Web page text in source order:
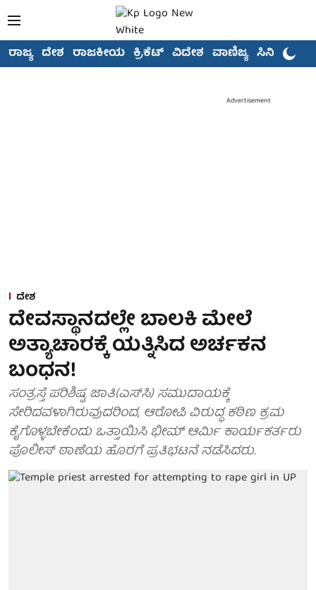
ರಾಜ್ಯ ದೇಶ ರಾಜಕೀಯ ಕ್ರಿಕೆಟ್ ವಿದೇಶ ವಾಣಿಜ್ಯ ಸಿನಿಮಾ
Advertisement
ದೇಶ
ದೇವಸ್ಥಾನದಲ್ಲೇ ಬಾಲಕಿ ಮೇಲೆ
ಅತ್ಯಾಚಾರಕ್ಕೆ ಯತ್ನಿಸಿದ ಅರ್ಚಕನ
ಬಂಧನ!
ಸಂತ್ರಸ್ತೆ ಪರಿಶಿಷ್ಟ ಜಾತಿ(ಎಸ್‌ಸಿ) ಸಮುದಾಯಕ್ಕೆ
ಸೇರಿದವಳಾಗಿರುವುದರಿಂದ, ಆರೋಪಿ ವಿರುದ್ಧ ಕಠಿಣ ಕ್ರಮ
ಕೈಗೊಳ್ಳಬೇಕೆಂದು ಒತ್ತಾಯಿಸಿ ಭೀಮ್ ಆರ್ಮಿ ಕಾರ್ಯಕರ್ತರು
ಪೊಲೀಸ್ ಠಾಣೆಯ ಹೊರಗೆ ಪ್ರತಿಭಟನೆ ನಡೆಸಿದರು.